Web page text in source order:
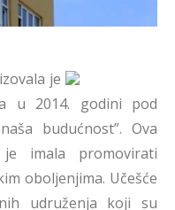
je
u 2014. godini pod
budućnost”. Ova
imala promovirati
oboljenjima. Učešće
udruženja koji su